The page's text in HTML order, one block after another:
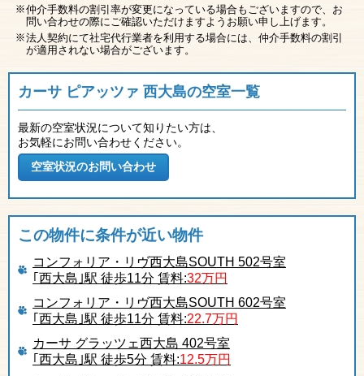
仲介手数料の割引率が変更になっている場合もございますので、お
問い合わせの際にご確認いただけますようお願い申し上げます。
法人契約にて社宅代行業者を利用する場合には、仲介手数料の割引
が適用されない場合がございます。
カーサ ピアッツァ 西大島の空室一覧
最新の空室状況について知りたい方は、
お気軽にお問い合わせください。
この物件に条件が近い物件
コンフォリア・リヴ西大島SOUTH 502号室
｢西大島｣駅 徒歩11分 賃料:32万円
コンフォリア・リヴ西大島SOUTH 602号室
｢西大島｣駅 徒歩11分 賃料:22.7万円
カーサ グラッツェ西大島 402号室
｢西大島｣駅 徒歩5分 賃料:12.5万円